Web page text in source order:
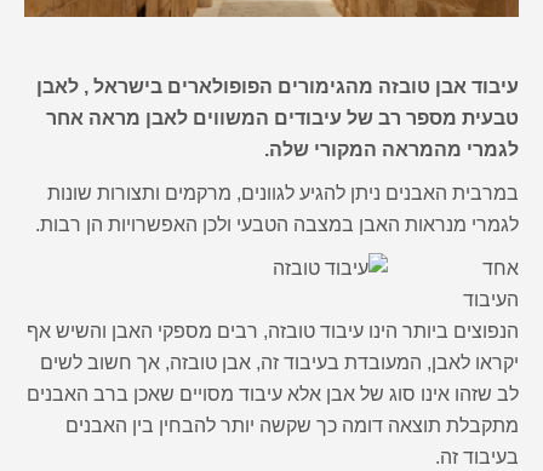
עיבוד אבן טובזה מהגימורים הפופולארים בישראל , לאבן
טבעית מספר רב של עיבודים המשווים לאבן מראה אחר
לגמרי מהמראה המקורי שלה.
במרבית האבנים ניתן להגיע לגוונים, מרקמים ותצורות שונות
לגמרי מנראות האבן במצבה הטבעי ולכן האפשרויות הן רבות.
אחד
העיבוד
הנפוצים ביותר הינו עיבוד טובזה, רבים מספקי האבן והשיש אף
יקראו לאבן, המעובדת בעיבוד זה, אבן טובזה, אך חשוב לשים
לב שזהו אינו סוג של אבן אלא עיבוד מסויים שאכן ברב האבנים
מתקבלת תוצאה דומה כך שקשה יותר להבחין בין האבנים
בעיבוד זה.